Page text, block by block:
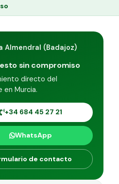
Almendral (Badajoz)
sin compromiso
directo del
en Murcia.
+34 684 45 27 21
WhatsApp
de contacto